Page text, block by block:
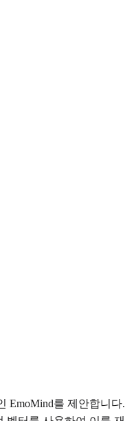
를 제안합니